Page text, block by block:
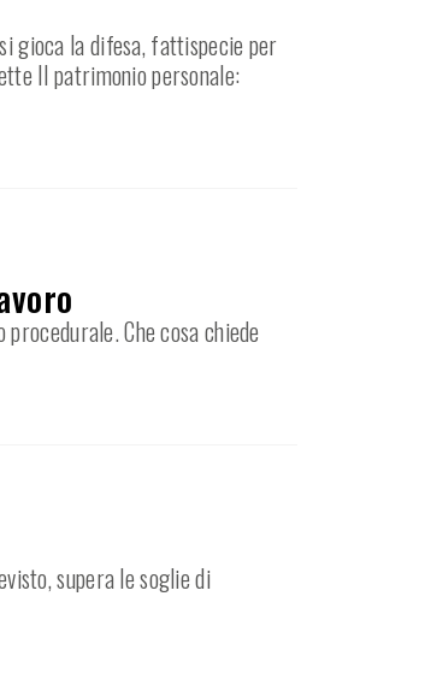
gioca la difesa, fattispecie per
Il patrimonio personale:
Che cosa chiede
supera le soglie di